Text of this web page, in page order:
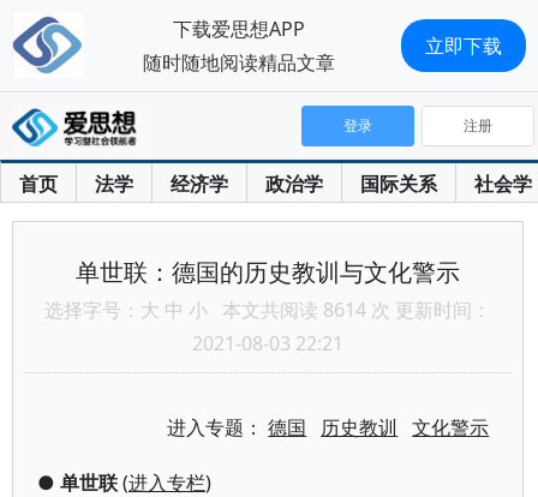
首页 法学 经济学 政治学 国际关系 社会学
登录 注册
单世联：德国的历史教训与文化警示
选择字号： 大 中 小 本文共阅读 8614 次 更新时间：
2021-08-03 22:21
进入专题：德国 历史教训 文化警示
● 单世联(进入专栏)
下载爱思想APP
随时随地阅读精品文章
立即下载